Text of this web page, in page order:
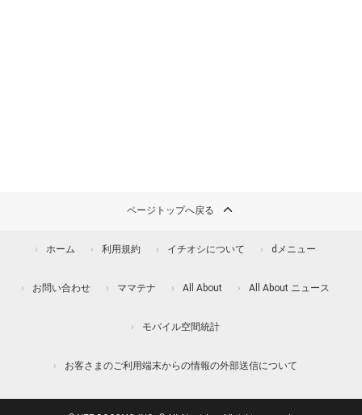
ページトップへ戻る
ホーム 利用規約 イチオシについて dメニュー
お問い合わせ ママテナ All About All About ニュース
モバイル空間統計
お客さまのご利用端末からの情報の外部送信について